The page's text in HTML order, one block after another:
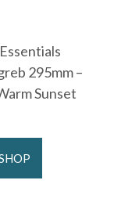
295mm –
Sunset